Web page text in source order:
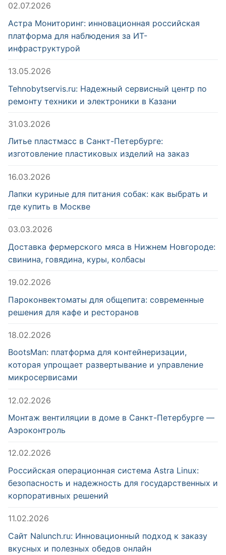
02.07.2026
Астра Мониторинг: инновационная российская
платформа для наблюдения за ИТ-
инфраструктурой
13.05.2026
Tehnobytservis.ru: Надежный сервисный центр по
ремонту техники и электроники в Казани
31.03.2026
Литье пластмасс в Санкт-Петербурге:
изготовление пластиковых изделий на заказ
16.03.2026
Лапки куриные для питания собак: как выбрать и
где купить в Москве
03.03.2026
Доставка фермерского мяса в Нижнем Новгороде:
свинина, говядина, куры, колбасы
19.02.2026
Пароконвектоматы для общепита: современные
решения для кафе и ресторанов
18.02.2026
BootsMan: платформа для контейнеризации,
которая упрощает развертывание и управление
микросервисами
12.02.2026
Монтаж вентиляции в доме в Санкт-Петербурге —
Аэроконтроль
12.02.2026
Российская операционная система Astra Linux:
безопасность и надежность для государственных и
корпоративных решений
11.02.2026
Сайт Nalunch.ru: Инновационный подход к заказу
вкусных и полезных обедов онлайн